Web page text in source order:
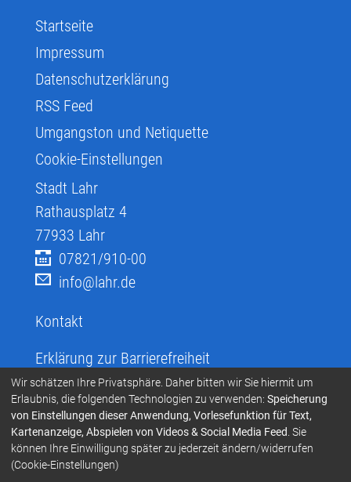
Startseite
Impressum
Datenschutzerklärung
RSS Feed
Umgangston und Netiquette
Cookie-Einstellungen
Stadt Lahr
Rathausplatz 4
77933 Lahr
07821/910-00
info@lahr.de
Kontakt
Erklärung zur Barrierefreiheit
Infos zur Barrierefreiheit
Infos in leichter Sprache
Infos zur Gebärdensprache
Übersetzen und Vorlesen
Wir schätzen Ihre Privatsphäre. Daher bitten wir Sie hiermit um
Erlaubnis, die folgenden Technologien zu verwenden: Speicherung
von Einstellungen dieser Anwendung, Vorlesefunktion für Text,
Kartenanzeige, Abspielen von Videos & Social Media Feed. Sie
können Ihre Einwilligung später zu jederzeit ändern/widerrufen
(Cookie-Einstellungen)